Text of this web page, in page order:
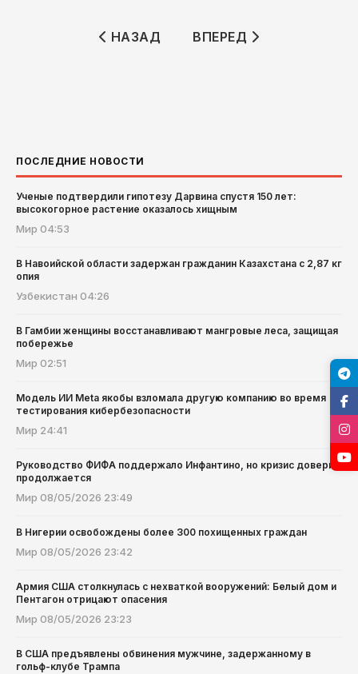
ПРЕДЫДУЩИЙ: ЗЕМЛЕТРЯСЕНИЕ
НАЗАД СЛЕДУЮЩИЙ:
ВПЕРЕД
ПОСЛЕДНИЕ НОВОСТИ
Ученые подтвердили гипотезу Дарвина спустя 150 лет:
высокогорное растение оказалось хищным
Мир 04:53
В Навоийской области задержан гражданин Казахстана с 2,87 кг
опия
Узбекистан 04:26
В Гамбии женщины восстанавливают мангровые леса, защищая
побережье
Мир 02:51
Модель ИИ Meta якобы взломала другую компанию во время
тестирования кибербезопасности
Мир 24:41
Руководство ФИФА поддержало Инфантино, но кризис доверия
продолжается
Мир 08/05/2026 23:49
В Нигерии освобождены более 300 похищенных граждан
Мир 08/05/2026 23:42
Армия США столкнулась с нехваткой вооружений: Белый дом и
Пентагон отрицают опасения
Мир 08/05/2026 23:23
В США предъявлены обвинения мужчине, задержанному в
гольф-клубе Трампа